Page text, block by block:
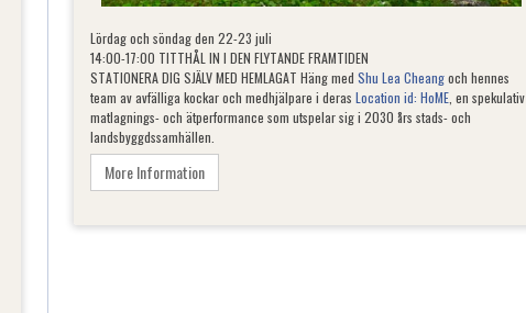
Lördag och söndag den 22-23 juli
14:00-17:00 TITTHÅL IN I DEN FLYTANDE FRAMTIDEN
STATIONERA DIG SJÄLV MED HEMLAGAT Häng med Shu Lea Cheangoch hennes
team av avfälliga kockar och medhjälpare i deras Location id: HoME , en spekulativ
matlagnings- och ätperformance som utspelar sig i 2030 års stads- och
landsbyggdssamhällen.
More Information